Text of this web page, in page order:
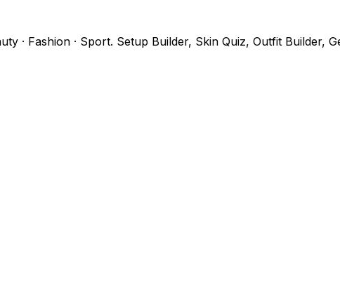
· Fashion · Sport. Setup Builder, Skin Quiz, Outfit